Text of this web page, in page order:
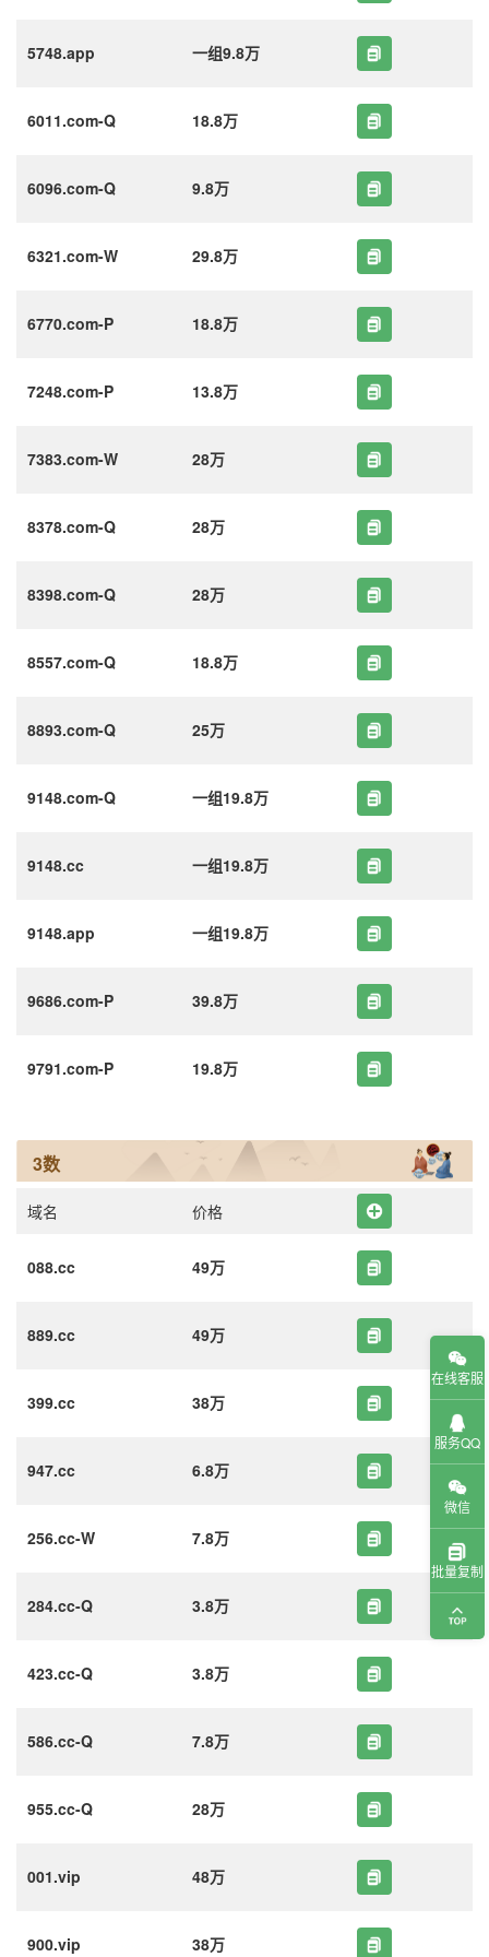
5748.app 一组9.8万
6011.com-Q 18.8万
6096.com-Q 9.8万
6321.com-W 29.8万
6770.com-P 18.8万
7248.com-P 13.8万
7383.com-W 28万
8378.com-Q 28万
8398.com-Q 28万
8557.com-Q 18.8万
8893.com-Q 25万
9148.com-Q 一组19.8万
9148.cc 一组19.8万
9148.app 一组19.8万
9686.com-P 39.8万
9791.com-P 19.8万
3数
域名 价格
088.cc 49万
889.cc 49万
399.cc 38万
947.cc 6.8万
256.cc-W 7.8万
284.cc-Q 3.8万
423.cc-Q 3.8万
586.cc-Q 7.8万
955.cc-Q 28万
001.vip 48万
900.vip 38万
在线客服
服务QQ
微信
批量复制